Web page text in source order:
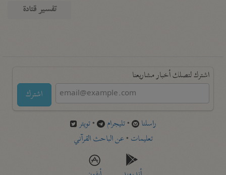
تفسير قتادة
اشترك لتصلك أخبار مشاريعنا
اشترك
راسلنا •تليجرام •تويتر
تعليمات •عن الباحث القرآني